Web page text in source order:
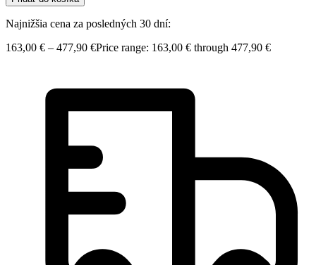
Najnižšia cena za posledných 30 dní:
163,00 € – 477,90 €Price range: 163,00 € through 477,90 €